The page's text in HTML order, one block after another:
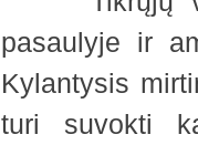
pasaulyje ir
Kylantysis
turi suvokti